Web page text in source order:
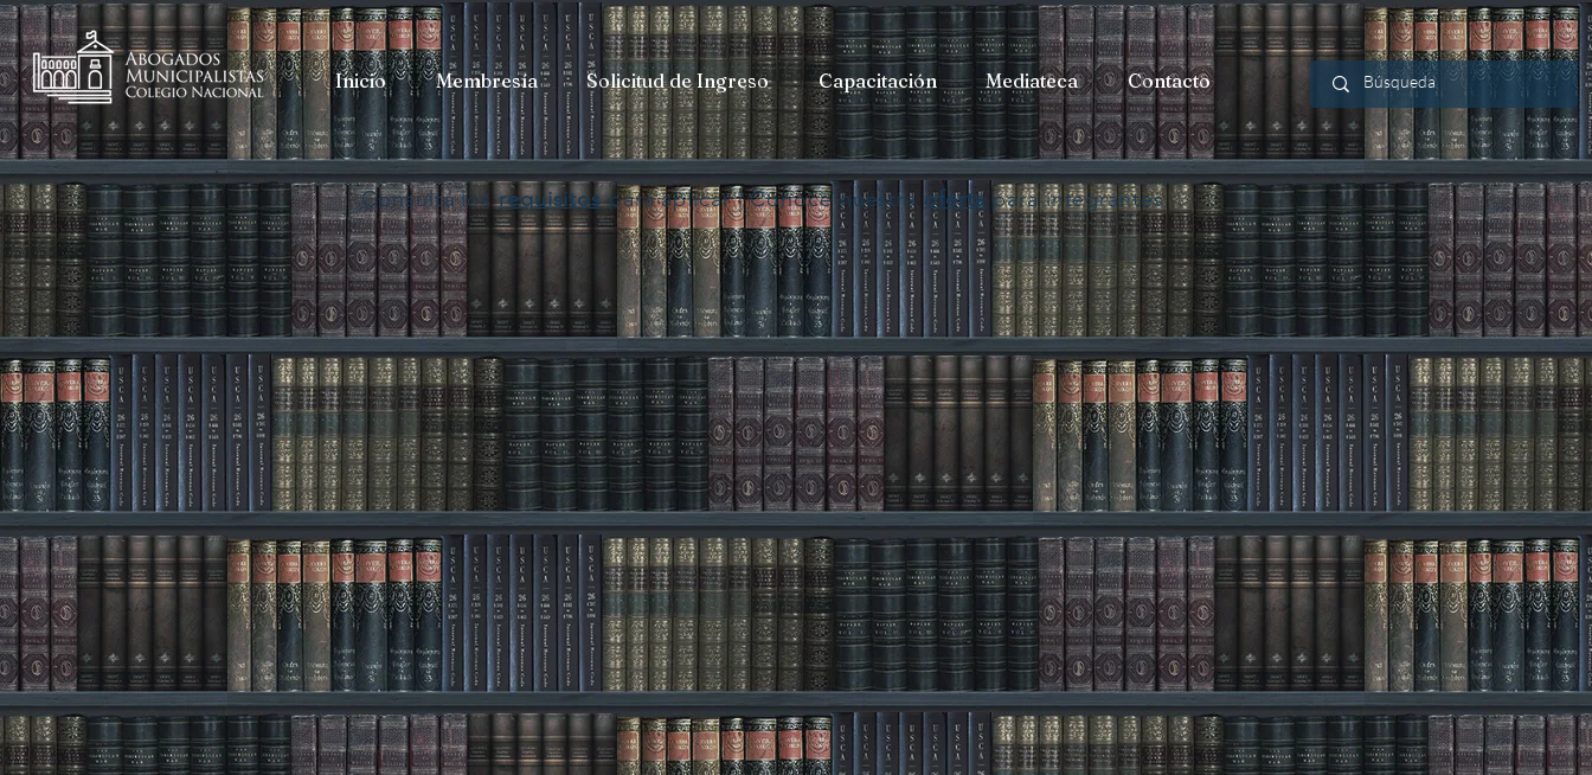
Inicio Membresía Solicitud de Ingreso Capacitación Mediateca Contacto
Consulta losrequisitospara aplicar | Conoce nuestra oferta para integrantes